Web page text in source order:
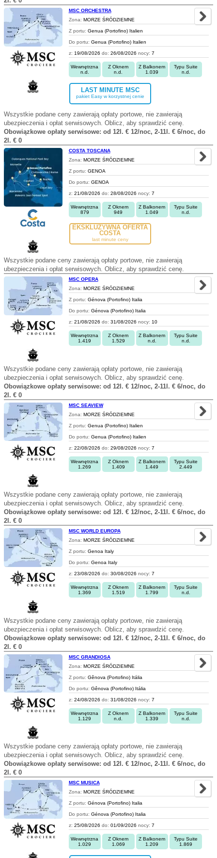
MSC ORCHESTRA
Zona: MORZE ŚRÓDZIEMNE
Z portu: Genua (Portofino) Italien
Do portu: Genua (Portofino) Italien
z: 19/08/2026 do: 26/08/2026 nocy: 7
Wewnętrzna
n.d.
Z Oknem
n.d.
Z Balkonem
1.039
Typu Suite
n.d.
LAST MINUTE MSC
pakiet Easy w korzystnej cenie
Wszystkie podane ceny zawierają opłaty portowe, nie zawierają
ubezpieczenia i opłat serwisowych. Oblicz, aby sprawdzić cenę.
Obowiązkowe opłaty serwisowe: od 12l. € 12/noc, 2-11l. € 6/noc, do
2l. € 0
COSTA TOSCANA
Zona: MORZE ŚRÓDZIEMNE
Z portu: GENOA
Do portu: GENOA
z: 21/08/2026 do: 28/08/2026 nocy: 7
Wewnętrzna
879
Z Oknem
949
Z Balkonem
1.049
Typu Suite
n.d.
EKSKLUZYWNA OFERTA
COSTA
last minute ceny
Wszystkie podane ceny zawierają opłaty portowe, nie zawierają
ubezpieczenia i opłat serwisowych. Oblicz, aby sprawdzić cenę.
MSC OPERA
Zona: MORZE ŚRÓDZIEMNE
Z portu: Génova (Portofino) Italia
Do portu: Génova (Portofino) Italia
z: 21/08/2026 do: 31/08/2026 nocy: 10
Wewnętrzna
1.419
Z Oknem
1.529
Z Balkonem
n.d.
Typu Suite
n.d.
Wszystkie podane ceny zawierają opłaty portowe, nie zawierają
ubezpieczenia i opłat serwisowych. Oblicz, aby sprawdzić cenę.
Obowiązkowe opłaty serwisowe: od 12l. € 12/noc, 2-11l. € 6/noc, do
2l. € 0
MSC SEAVIEW
Zona: MORZE ŚRÓDZIEMNE
Z portu: Genua (Portofino) Italien
Do portu: Genua (Portofino) Italien
z: 22/08/2026 do: 29/08/2026 nocy: 7
Wewnętrzna
1.269
Z Oknem
1.409
Z Balkonem
1.449
Typu Suite
2.449
Wszystkie podane ceny zawierają opłaty portowe, nie zawierają
ubezpieczenia i opłat serwisowych. Oblicz, aby sprawdzić cenę.
Obowiązkowe opłaty serwisowe: od 12l. € 12/noc, 2-11l. € 6/noc, do
2l. € 0
MSC WORLD EUROPA
Zona: MORZE ŚRÓDZIEMNE
Z portu: Genoa Italy
Do portu: Genoa Italy
z: 23/08/2026 do: 30/08/2026 nocy: 7
Wewnętrzna
1.369
Z Oknem
1.519
Z Balkonem
1.799
Typu Suite
n.d.
Wszystkie podane ceny zawierają opłaty portowe, nie zawierają
ubezpieczenia i opłat serwisowych. Oblicz, aby sprawdzić cenę.
Obowiązkowe opłaty serwisowe: od 12l. € 12/noc, 2-11l. € 6/noc, do
2l. € 0
MSC GRANDIOSA
Zona: MORZE ŚRÓDZIEMNE
Z portu: Gênova (Portofino) Itália
Do portu: Gênova (Portofino) Itália
z: 24/08/2026 do: 31/08/2026 nocy: 7
Wewnętrzna
1.129
Z Oknem
n.d.
Z Balkonem
1.339
Typu Suite
n.d.
Wszystkie podane ceny zawierają opłaty portowe, nie zawierają
ubezpieczenia i opłat serwisowych. Oblicz, aby sprawdzić cenę.
Obowiązkowe opłaty serwisowe: od 12l. € 12/noc, 2-11l. € 6/noc, do
2l. € 0
MSC MUSICA
Zona: MORZE ŚRÓDZIEMNE
Z portu: Génova (Portofino) Italia
Do portu: Génova (Portofino) Italia
z: 25/08/2026 do: 01/09/2026 nocy: 7
Wewnętrzna
1.029
Z Oknem
1.069
Z Balkonem
1.209
Typu Suite
1.869